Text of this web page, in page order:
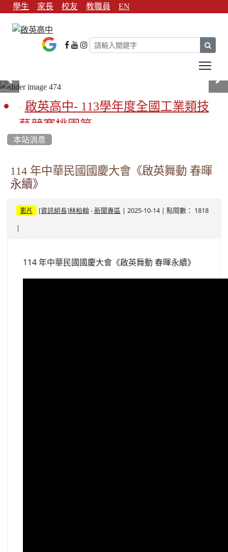
學生 家長 校友 教職員 EN
啟英高中- 113學年度全國工業類技
藝競賽桃園第一
啟英高中-113學年全國學生家事類技
藝競賽榮獲1支金手獎3支優勝
亞洲金牌在啟英！-機器人競賽亞洲
第一
啟英高中-汽車科榮耀桃園
本站消息
114 年中華民國國慶大會《啟英舞動 春暉
永續》
影片 [資訊組長]林柏翰- 新聞專區 | 2025-10-14 | 點閱數： 1818
|
114 年中華民國國慶大會《啟英舞動 春暉永續》